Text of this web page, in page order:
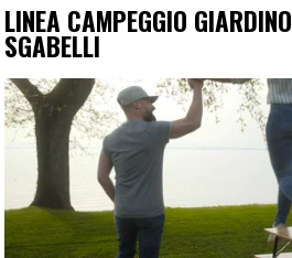
LINEA CAMPEGGIO GIARDINO
SGABELLI